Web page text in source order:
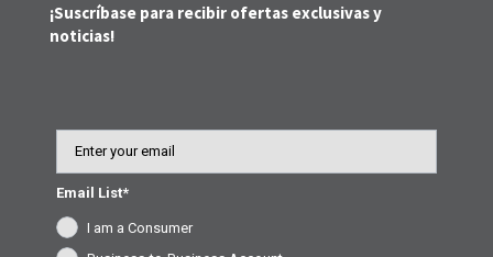
¡Suscríbase para recibir ofertas exclusivas y
noticias!
Email List*
I am a Consumer